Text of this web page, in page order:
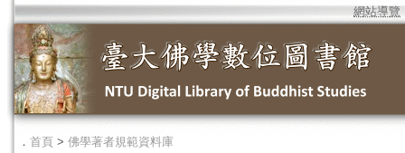
網站導覽
． 首頁 > 佛學著者規範資料庫